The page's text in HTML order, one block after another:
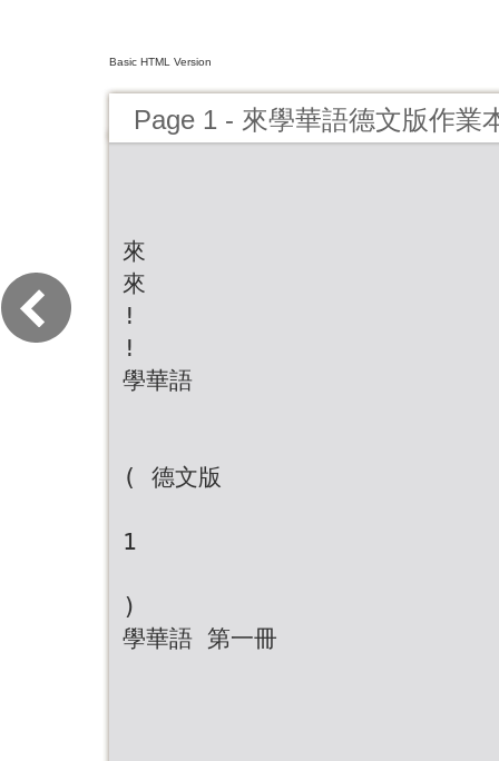
Basic HTML Version
Page 1 - 來學華語德文版作業
來
來
!
!
學華語
( 德文版
1
)
學華語 第一冊